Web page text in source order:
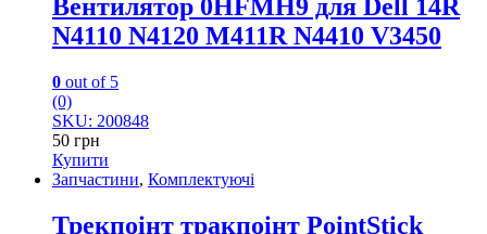
Вентилятор 0HFMH9 для Dell 14R
N4110 N4120 M411R N4410 V3450
0 out of 5
(0)
SKU: 200848
50 грн
Купити
Запчастини, Комплектуючі
Трекпоінт тракпоінт PointStick